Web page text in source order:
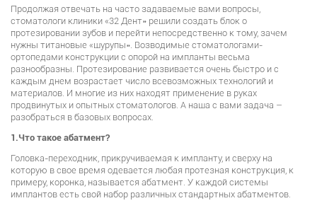
Продолжая отвечать на часто задаваемые вами вопросы,
стоматологи клиники «32 Дент» решили создать блок о
протезировании зубов и перейти непосредственно к тому, зачем
нужны титановые «шурупы». Возводимые стоматологами-
ортопедами конструкции с опорой на импланты весьма
разнообразны. Протезирование развивается очень быстро и с
каждым днем возрастает число всевозможных технологий и
материалов. И многие из них находят применение в руках
продвинутых и опытных стоматологов. А наша с вами задача –
разобраться в базовых вопросах.
1.Что такое абатмент?
Головка-переходник, прикручиваемая к импланту, и сверху на
которую в свое время одевается любая протезная конструкция, к
примеру, коронка, называется абатмент. У каждой системы
имплантов есть свой набор различных стандартных абатментов.